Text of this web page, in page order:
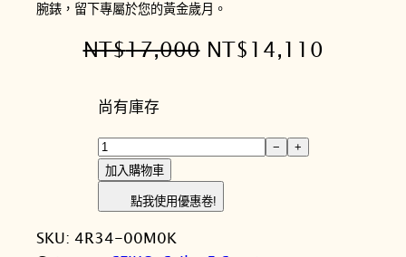
腕錶，留下專屬於您的黃金歲月。
NT$17,000 原
格
：
N
NT$ 14,110
尚有庫存
S
E
K
O
−
+
加入購物車
點我使用優惠卷!
SKU: 4R34-00M0K